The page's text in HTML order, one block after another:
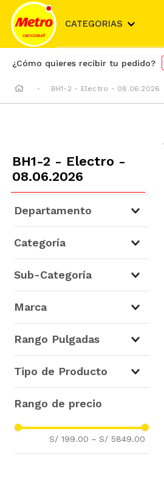
CATEGORIAS
¿Cómo quieres recibir tu pedido?
BH1-2 - Electro - 08.06.2026
BH1-2 - Electro -
08.06.2026
Departamento
Categoría
Sub-Categoría
Marca
LG
Rango Pulgadas
70" o más
Tipo de Producto
Tipo de Producto
Controles Remoto (1)
S/ 199.00 – S/ 5849.00